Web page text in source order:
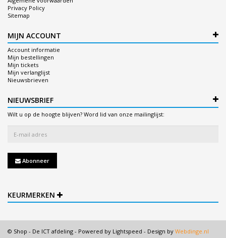
Privacy Policy
Sitemap
MIJN ACCOUNT
Account informatie
Mijn bestellingen
Mijn tickets
Mijn verlanglijst
Nieuwsbrieven
NIEUWSBRIEF
Wilt u op de hoogte blijven? Word lid van onze mailinglijst:
Abonneer
KEURMERKEN
© Shop - De ICT afdeling - Powered by Lightspeed - Design by Webdinge.nl